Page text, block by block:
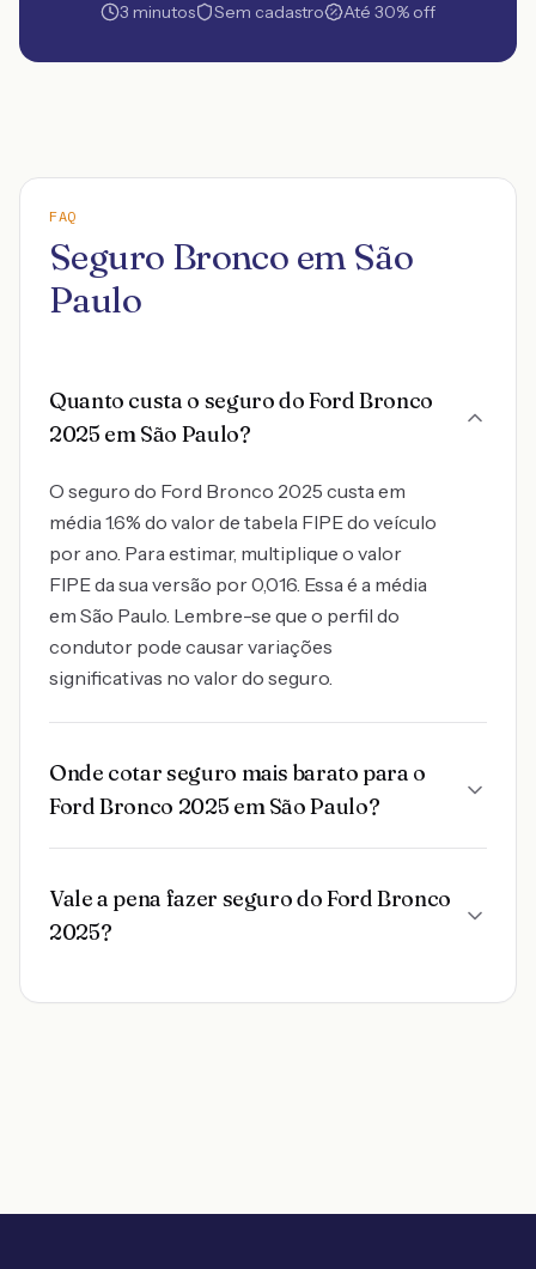
3 minutos Sem cadastro Até 30% off
FAQ
Seguro Bronco em São
Paulo
Quanto custa o seguro do Ford Bronco
2025 em São Paulo?
O seguro do Ford Bronco 2025 custa em
média 1.6% do valor de tabela FIPE do veículo
por ano. Para estimar, multiplique o valor
FIPE da sua versão por 0,016. Essa é a média
em São Paulo. Lembre-se que o perfil do
condutor pode causar variações
significativas no valor do seguro.
Onde cotar seguro mais barato para o
Ford Bronco 2025 em São Paulo?
Vale a pena fazer seguro do Ford Bronco
2025?